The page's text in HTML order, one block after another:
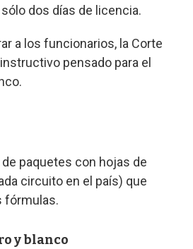
dos días de licencia.
a los funcionarios, la Corte
pensado para el
paquetes con hojas de
circuito en el país) que
fórmulas.
y blanco